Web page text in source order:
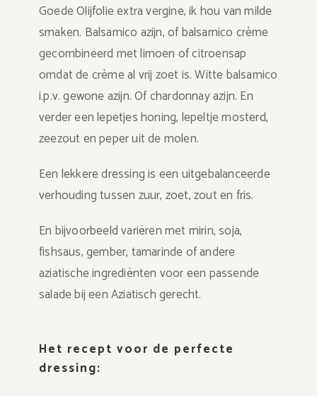
Goede Olijfolie extra vergine, ik hou van milde
smaken. Balsamico azijn, of balsamico crème
gecombineerd met limoen of citroensap
omdat de crème al vrij zoet is. Witte balsamico
i.p.v. gewone azijn. Of chardonnay azijn. En
verder een lepetjes honing, lepeltje mosterd,
zeezout en peper uit de molen.
Een lekkere dressing is een uitgebalanceerde
verhouding tussen zuur, zoet, zout en fris.
En bijvoorbeeld variëren met mirin, soja,
fishsaus, gember, tamarinde of andere
aziatische ingrediënten voor een passende
salade bij een Aziatisch gerecht.
Het recept voor de perfecte
dressing: